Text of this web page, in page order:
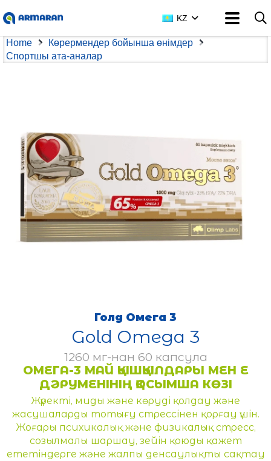
KZ
Home
Көрермендер бойынша өнімдер
Спортшы ата-аналар
Голд Омега 3
Gold Omega 3
1260 мг-нан 60 капсула
ОМЕГА-3 МАЙ ҚЫШҚЫЛДАРЫ МЕН Е
ДӘРУМЕНІНІҢ ҚОСЫМША КӨЗІ
Жүректі, миды және көруді қолдау және
жасушаларды тотығу стрессінен қорғау үшін.
Жоғары психикалық және физикалық стресс,
созылмалы шаршау, зейін қоюды қажет
ететіндерге және жалпы денсаулықты сақтау